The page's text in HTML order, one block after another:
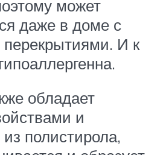
может
даже в доме с
И к
обладает
и
полистирола,